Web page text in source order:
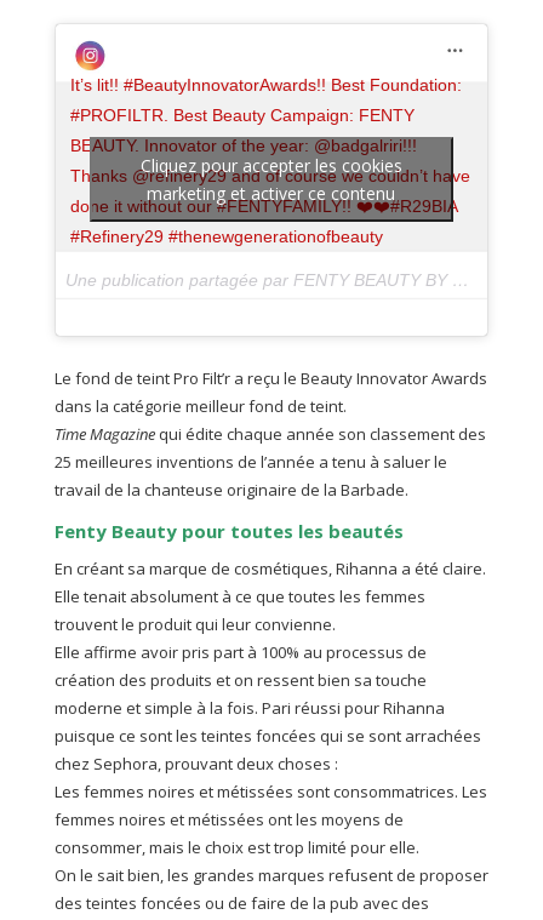
It’s lit!! #BeautyInnovatorAwards!! Best Foundation:
#PROFILTR. Best Beauty Campaign: FENTY
BEAUTY. Innovator of the year: @badgalriri!!!
Thanks @refinery29 and of course we couldn’t have
done it without our #FENTYFAMILY!! ❤️❤️#R29BIA
#Refinery29 #thenewgenerationofbeauty
Une publication partagée par FENTY BEAUTY BY RIHANNA (@fentybeauty) le
Cliquez pour accepter les cookies
marketing et activer ce contenu
Le fond de teint Pro Filt’r a reçu le Beauty Innovator Awards
dans la catégorie meilleur fond de teint.
Time Magazinequi édite chaque année son classement des
25 meilleures inventions de l’année a tenu à saluer le
travail de la chanteuse originaire de la Barbade.
Fenty Beauty pour toutes les beautés
En créant sa marque de cosmétiques, Rihanna a été claire.
Elle tenait absolument à ce que toutes les femmes
trouvent le produit qui leur convienne.
Elle affirme avoir pris part à 100% au processus de
création des produits et on ressent bien sa touche
moderne et simple à la fois. Pari réussi pour Rihanna
puisque ce sont les teintes foncées qui se sont arrachées
chez Sephora, prouvant deux choses :
Les femmes noires et métissées sont consommatrices. Les
femmes noires et métissées ont les moyens de
consommer, mais le choix est trop limité pour elle.
On le sait bien, les grandes marques refusent de proposer
des teintes foncées ou de faire de la pub avec des